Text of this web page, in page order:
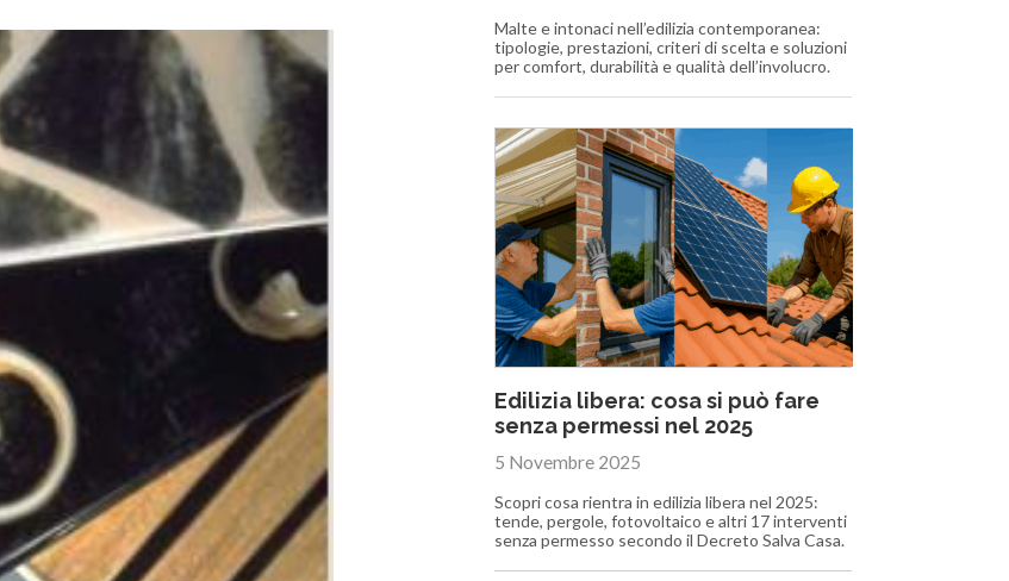
Malte e intonaci nell’edilizia contemporanea:
tipologie, prestazioni, criteri di scelta e soluzioni
per comfort, durabilità e qualità dell’involucro.
Edilizia libera: cosa si può fare
senza permessi nel 2025
5 Novembre 2025
Scopri cosa rientra in edilizia libera nel 2025:
tende, pergole, fotovoltaico e altri 17 interventi
senza permesso secondo il Decreto Salva Casa.